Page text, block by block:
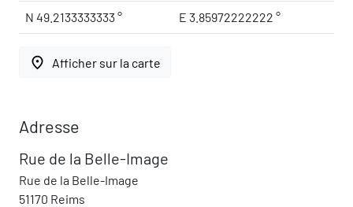
N 49.2133333333 ° E 3.85972222222 °
place Afficher sur la carte
Adresse
Rue de la Belle-Image
Rue de la Belle-Image
51170 Reims